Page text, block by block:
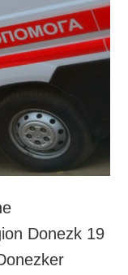
Donezk 19